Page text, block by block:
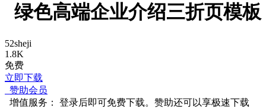
绿色高端企业介绍三折页模板
52sheji
1.8K
免费
立即下载
赞助会员
增值服务： 登录后即可免费下载。赞助还可以享极速下载